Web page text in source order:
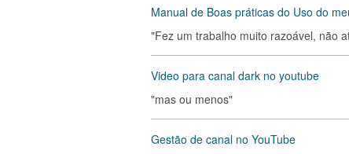
Manual de Boas práticas do Uso do
"Fez um trabalho muito razoável, não
Video para canal dark no youtube
"mas ou menos"
Gestão de canal no YouTube